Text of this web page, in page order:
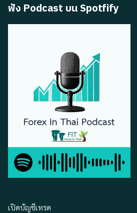
ฟัง Podcast บน Spotfify
เปิดบัญชีเทรด